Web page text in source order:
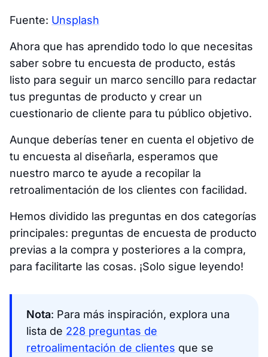
Fuente: Unsplash
Ahora que has aprendido todo lo que necesitas
saber sobre tu encuesta de producto, estás
listo para seguir un marco sencillo para redactar
tus preguntas de producto y crear un
cuestionario de cliente para tu público objetivo.
Aunque deberías tener en cuenta el objetivo de
tu encuesta al diseñarla, esperamos que
nuestro marco te ayude a recopilar la
retroalimentación de los clientes con facilidad.
Hemos dividido las preguntas en dos categorías
principales: preguntas de encuesta de producto
previas a la compra y posteriores a la compra,
para facilitarte las cosas. ¡Solo sigue leyendo!
Nota: Para más inspiración, explora una
lista de 228 preguntas de
retroalimentación de clientes que se